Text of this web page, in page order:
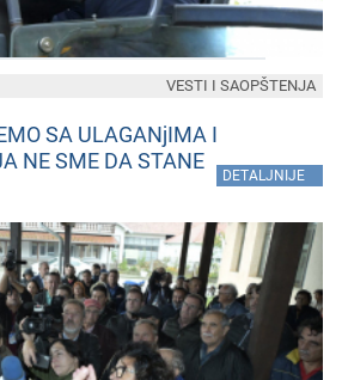
SA ULAGANjIMA I
NE SME DA STANE
DETALJNIJE
VESTI I SAOPŠTENJA